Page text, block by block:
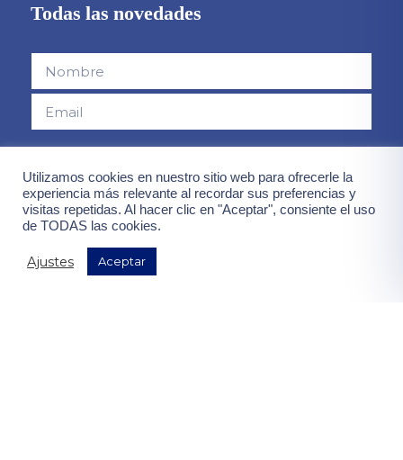
Todas las novedades
contenidas en la"política de privacidad".
¡Quiero mis ventajas!
Utilizamos cookies en nuestro sitio web para ofrecerle la
experiencia más relevante al recordar sus preferencias y
visitas repetidas. Al hacer clic en "Aceptar", consiente el uso
de TODAS las cookies.
Ajustes Aceptar